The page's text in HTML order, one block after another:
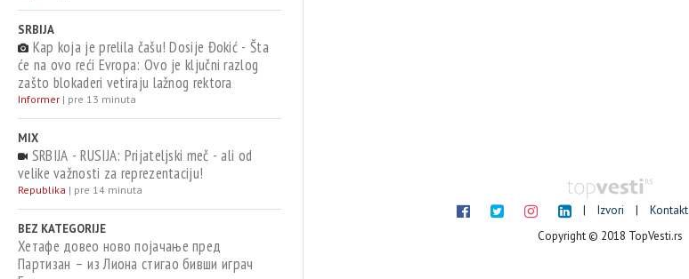
SRBIJA
Kap koja je prelila čašu! Dosije Đokić - Šta
će na ovo reći Evropa: Ovo je ključni razlog
zašto blokaderi vetiraju lažnog rektora
Informer | pre 13 minuta
MIX
SRBIJA - RUSIJA: Prijateljski meč - ali od
velike važnosti za reprezentaciju!
Republika | pre 14 minuta
BEZ KATEGORIJE
Хетафе довео ново појачање пред
Партизан – из Лиона стигао бивши играч
| Izvori | Kontakt
Copyright © 2018 TopVesti.rs